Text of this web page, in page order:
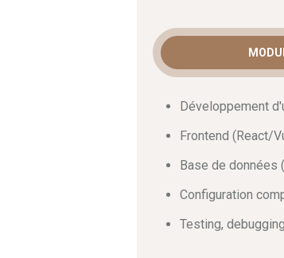
Développement
Frontend (React/
Base de données
Configuration
Testing,